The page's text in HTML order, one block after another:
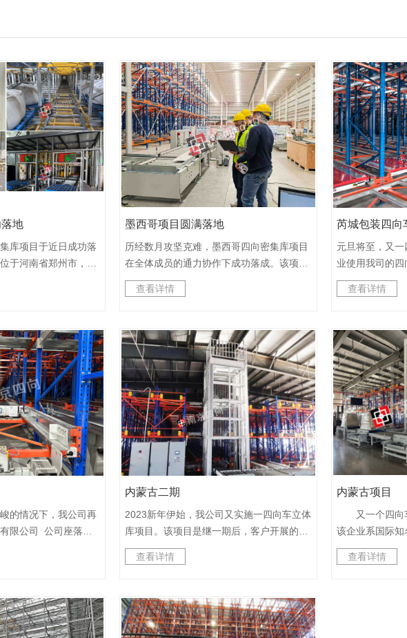
地
项目于近日成功落
于河南省郑州市，仓
共有1460个货位，设
的吨包，托盘货物尺
升机。 该项目从签
用时3个月。这得益
系和对项目各个环节
项目实施管理能力。
加试运行一切顺利，
而实现了项目结束即
记录。 此项目为我
目紧邻郑州分公司，
我们随时提供参观，
带了极大的便利。
墨西哥项目圆满落地
历经数月攻坚克难，墨西哥四向密集库项目
在全体成员的通力协作下成功落成。该项目
一共包含两个仓库，原料库（MP）和成品
库（PT），共计5012个货位，设计了4层高
1300*1100*1850，重量1T，根据使用效
率，MP库配备了4台四向车，PT库配备了5
台四向车，具备同层多台车协同作业的能
力。此次跨国实施最困难的是签证办理，有
经验的人都清楚墨西哥签证难度远高美国和
加拿大，公司尝试了各种方法最终成功过
签。货架和设备的安装采用工程师指导安装
方案，由当地工人施工，其中难度可想而
知。得益于我们多年积累的深厚功底，在我
们的标准化实施流程下一切都顺利落地。另
外由于是海外项目，为了方便客户的使用，
我们整套系统设计支持中英西班牙语三语自
由切换，兼顾本土化操作需求与国际化管理
智能监控系统，通过云端数据互联实现设备
维的高效化与智能化。通过此次成功的项目
实施，奠定了我们跨国实施的实力基础，更
查看详情
芮城包装四向
元旦将至，又
业使用我司的四
用创新型自动化
储自动化、信息
间利用率、库
户建立自动化平
库、自动调度的
查看详情
的情况下，我公司再
限公司 公司座落在
（常州）公司产品远
市场，因业务扩大，
车密集存储库集成项
准备与调试，该项目
企业新产品上市后投
内蒙古二期
2023新年伊始，我公司又实施一四向车立体
库项目。该项目是继一期后，客户开展的二
期项目，这充分体现了客户对于我公司产品
与服务的高度认可，也证明了我公司在该领
品领导者，企业近几年致力于智能化转型。
该项目与传统化工项目相比，具备如下几个
特点:1. 智能四向车的灵活四向运行加上提
查看详情
内蒙古项目
又一个四向车
该企业系国际知
本智能自动化仓
存入数十种不同
查看详情